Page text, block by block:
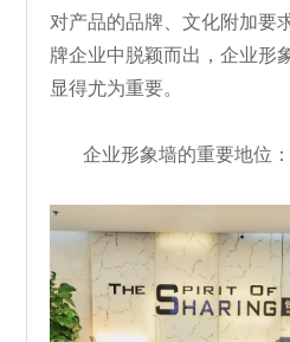
对产品的品牌、文化附加要
牌企业中脱颖而出，企业形
显得尤为重要。
企业形象墙的重要地位：